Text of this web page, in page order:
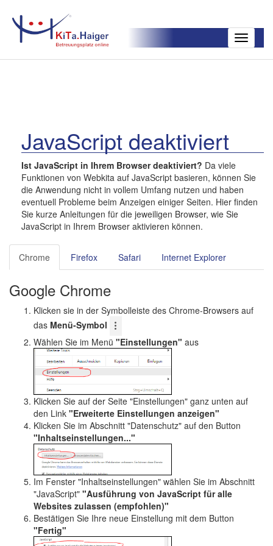
Toggle
JavaScript deaktiviert
Ist JavaScript in Ihrem Browser deaktiviert? Da viele
Funktionen von Webkita auf JavaScript basieren, können Sie
die Anwendung nicht in vollem Umfang nutzen und haben
eventuell Probleme beim Anzeigen einiger Seiten. Hier finden
Sie kurze Anleitungen für die jeweiligen Browser, wie Sie
JavaScript in Ihrem Browser aktivieren können.
Chrome Firefox Safari Internet Explorer
Google Chrome
Klicken sie in der Symbolleiste des Chrome-Browsers auf
das Menü-Symbol
Wählen Sie im Menü "Einstellungen" aus
Klicken Sie auf der Seite "Einstellungen" ganz unten auf
den Link "Erweiterte Einstellungen anzeigen"
Klicken Sie im Abschnitt "Datenschutz" auf den Button
"Inhaltseinstellungen..."
Im Fenster "Inhaltseinstellungen" wählen Sie im Abschnitt
"JavaScript" "Ausführung von JavaScript für alle
Websites zulassen (empfohlen)"
Bestätigen Sie Ihre neue Einstellung mit dem Button
"Fertig"